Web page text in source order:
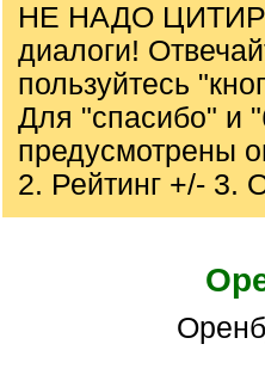
НЕ НАДО
диалоги!
пользуйтесь
Для "спасибо" и
предусмотрены
2. Рейтинг +/- 3.